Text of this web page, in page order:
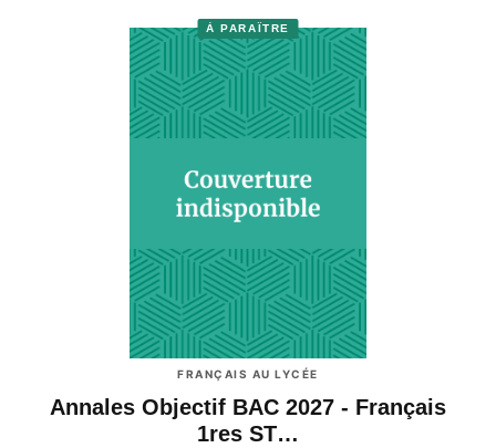
À PARAÎTRE
FRANÇAIS AU LYCÉE
Annales Objectif BAC 2027 - Français
1res ST…